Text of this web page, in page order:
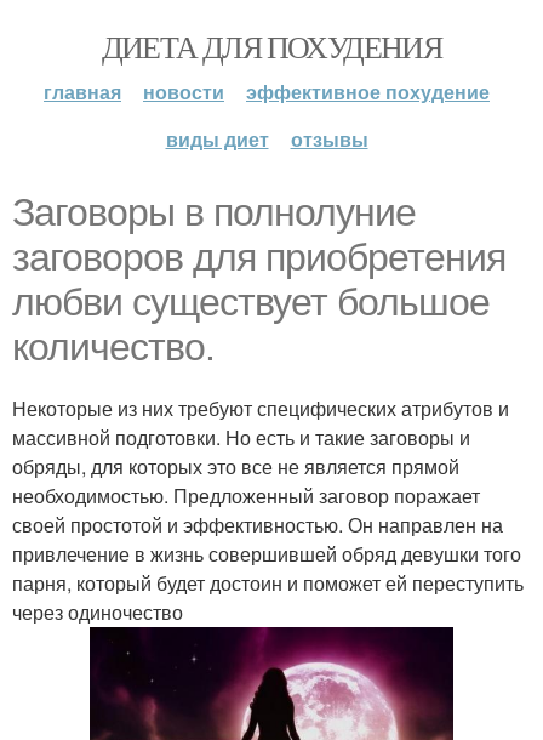
ДИЕТА ДЛЯ ПОХУДЕНИЯ
главная новости
эффективное похудение
виды диет
отзывы
Заговоры в полнолуние
заговоров для приобретения
любви существует большое
количество.
Некоторые из них требуют специфических атрибутов и
массивной подготовки. Но есть и такие заговоры и
обряды, для которых это все не является прямой
необходимостью. Предложенный заговор поражает
своей простотой и эффективностью. Он направлен на
привлечение в жизнь совершившей обряд девушки того
парня, который будет достоин и поможет ей переступить
через одиночество